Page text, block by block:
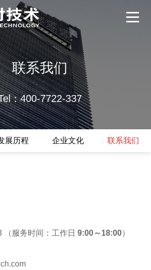
联系我们
：400-7722-337
展历程 企业文化 联系我们
（服务时间：工作日 9:00～18:00）